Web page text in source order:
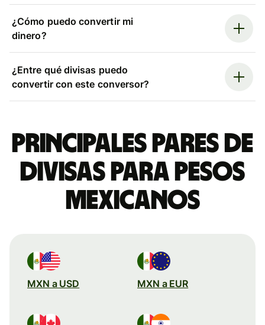
¿Cómo puedo convertir mi
dinero?
¿Entre qué divisas puedo
convertir con este conversor?
Principales pares de
divisas para pesos
mexicanos
MXN a USD MXN a EUR